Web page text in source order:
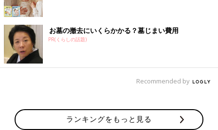
お墓の撤去にいくらかかる？墓じまい費用
PR(くらしの話題)
Recommended by
ランキングをもっと見る